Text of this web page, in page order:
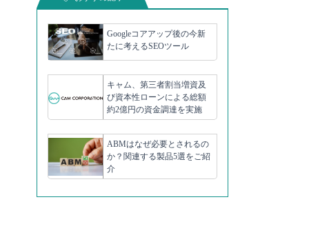
Googleコアアップ後の今新
たに考えるSEOツール
キャム、第三者割当増資及
び資本性ローンによる総額
約2億円の資金調達を実施
ABMはなぜ必要とされるの
か？関連する製品5選をご紹
介